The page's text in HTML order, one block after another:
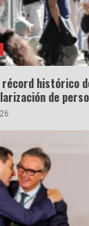
récord histórico
de